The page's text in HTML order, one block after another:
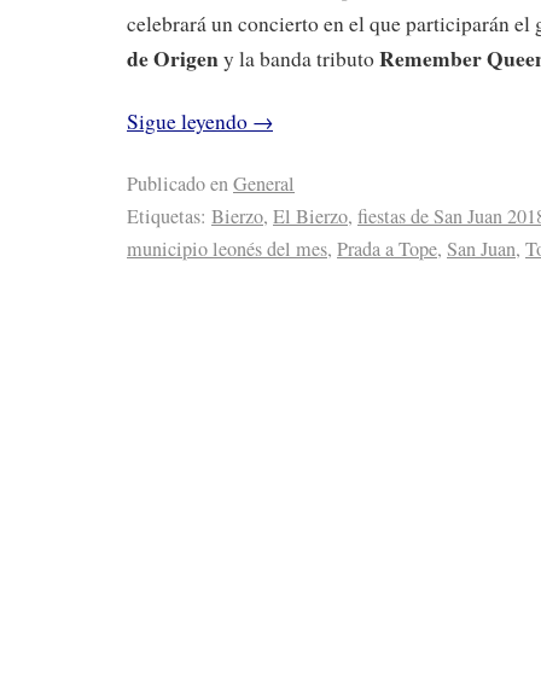
celebrará un concierto en el que participarán el
de Origeny la banda tributoRemember
Sigue leyendo →
Publicado enGeneral
Etiquetas: Bierzo, El Bierzo, fiestas de San Juan
municipio leonés del mes, Prada a Tope, San Juan,